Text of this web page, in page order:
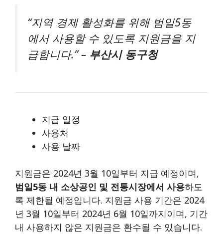
“지역 경제 활성화를 위해 범일5동
에서 사용할 수 있도록 지원금을 지
급합니다.” – 부산시 동구청
지급 일정
사용처
사용 날짜
지원금은 2024년 3월 10일부터 지급 예정이며,
범일5동 내 소상공인 및 전통시장에서 사용하도
록 제한될 예정입니다. 지원금 사용 기간은 2024
년 3월 10일부터 2024년 6월 10일까지이며, 기간
내 사용하지 않은 지원금은 환수될 수 있습니다.